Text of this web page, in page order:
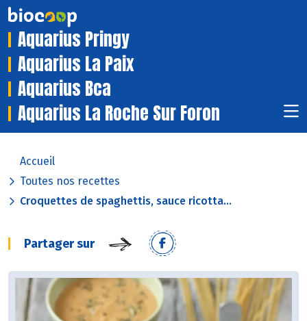
Aquarius Pringy
Aquarius La Paix
Aquarius Bca
Aquarius La Roche Sur Foron
Accueil
Toutes nos recettes
Croquettes de spaghettis, sauce ricotta...
Partager sur